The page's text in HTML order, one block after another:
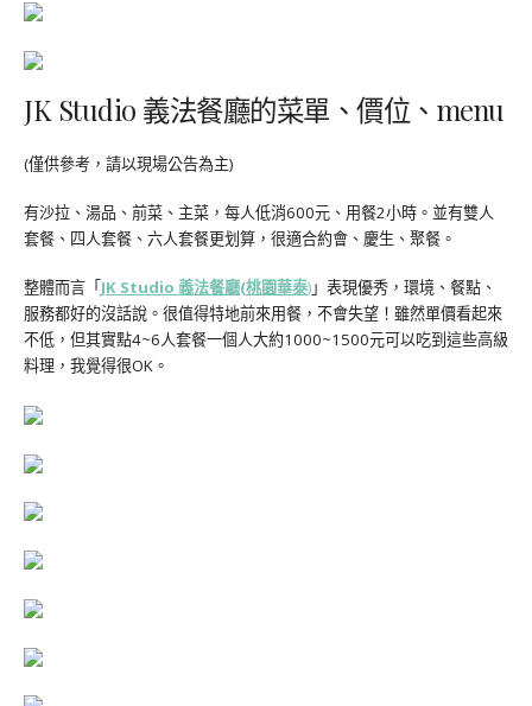
JK Studio 義法餐廳的菜單、價位、menu
(僅供參考，請以現場公告為主)
有沙拉、湯品、前菜、主菜，每人低消600元、用餐2小時。並有雙人
套餐、四人套餐、六人套餐更划算，很適合約會、慶生、聚餐。
整體而言「JK Studio 義法餐廳(桃園華泰)」表現優秀，環境、餐點、
服務都好的沒話說。很值得特地前來用餐，不會失望！雖然單價看起來
不低，但其實點4~6人套餐一個人大約1000~1500元可以吃到這些高級
料理，我覺得很OK。